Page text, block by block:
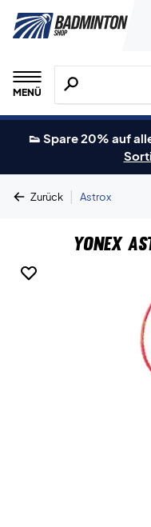
MENÜ
Suche nach
👟 Spare 20% auf
Zurück | Astrox
Yonex